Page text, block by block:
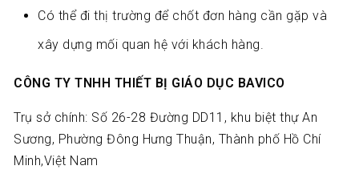
Có thể đi thị trường để chốt đơn hàng cần gặp và
xây dựng mối quan hệ với khách hàng.
CÔNG TY TNHH THIẾT BỊ GIÁO DỤC BAVICO
Trụ sở chính: Số 26-28 Đường DD11, khu biệt thự An
Sương, Phường Đông Hưng Thuận, Thành phố Hồ Chí
Minh,Việt Nam